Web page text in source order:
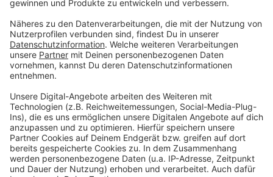
Wochenmärkte statt.
Veröffentlicht:Dienstag, 21.12.2021 08:39
Anzeige
Anzeige